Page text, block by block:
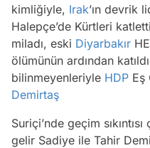
kimliğiyle, Irak’ın devrik
Halepçe’de Kürtleri
miladı, eski Diyarbakır
ölümünün ardından
bilinmeyenleriyle HDP Eş
Demirtaş
Suriçi’nde geçim
gelir Sadiye ile Tahir